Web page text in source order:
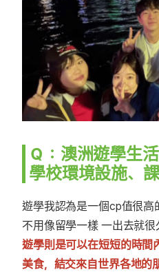
Ｑ：澳洲遊學生
學校環境設施、
遊學我認為是一個cp值很高
不用像留學一樣 一出去就很
遊學則是可以在短短的時間
美食，結交來自世界各地的